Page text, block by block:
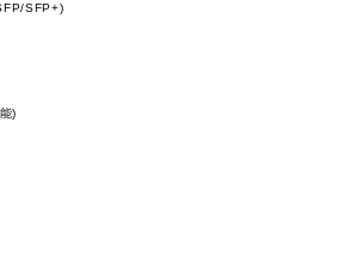
SFP+)
)